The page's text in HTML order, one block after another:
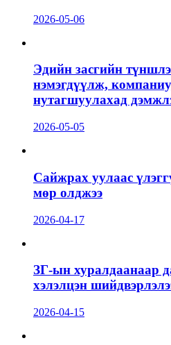
2026-05-06
Эдийн засгийн
нэмэгдүүлж,
нутагшуулахад
2026-05-05
Сайжрах уулаас
мөр олджээ
2026-04-17
ЗГ-ын хуралдаанаар
хэлэлцэн
2026-04-15